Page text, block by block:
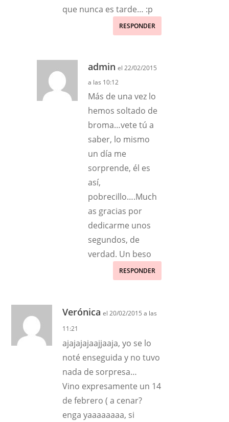
que nunca es tarde… :p
RESPONDER
admin el 22/02/2015
a las 10:12
Más de una vez lo
hemos soltado de
broma…vete tú a
saber, lo mismo
un día me
sorprende, él es
así,
pobrecillo….Much
as gracias por
dedicarme unos
segundos, de
verdad. Un beso
RESPONDER
Verónica el 20/02/2015 a las
11:21
ajajajajaajjaaja, yo se lo
noté enseguida y no tuvo
nada de sorpresa…
Vino expresamente un 14
de febrero ( a cenar?
enga yaaaaaaaa, si